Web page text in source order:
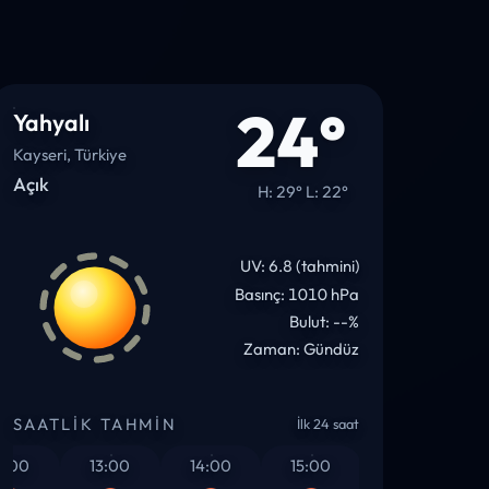
Yahyalı
Kayseri, Türkiye
Açık 24°
H: 29° L: 22°
UV: 6.8 (tahmini)
Basınç: 1010 hPa
Bulut: --%
Zaman: Gündüz
SAATLIK TAHMIN İlk 24 saat
13:00 14:00 15:00